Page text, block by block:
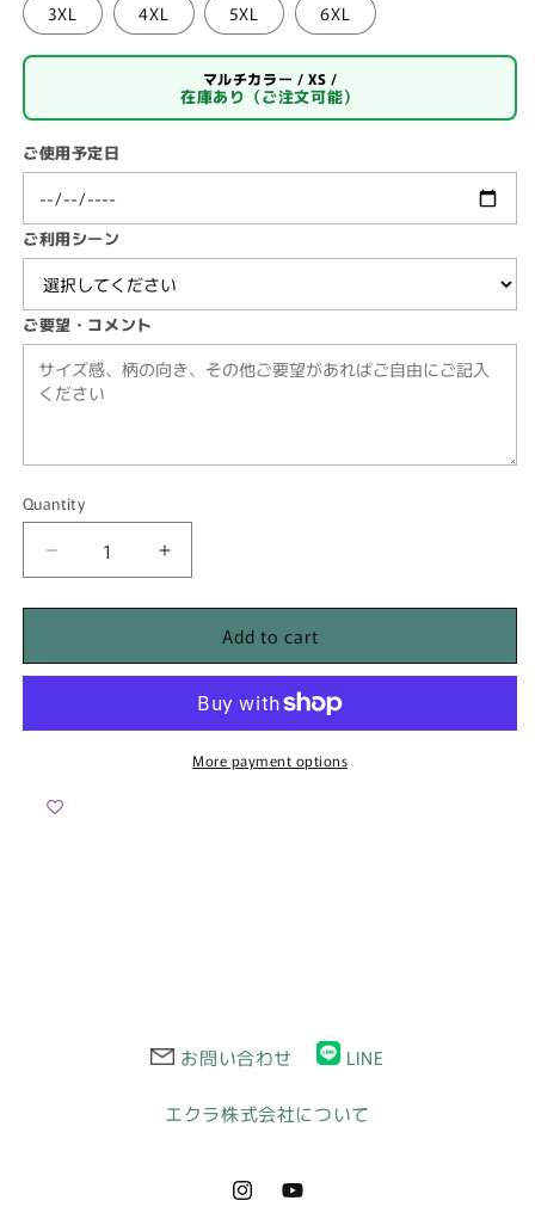
3XL 4XL 5XL 6XL
マルチカラー / XS /
在庫あり（ご注文可能）
ご使用予定日
ご利用シーン
ご要望・コメント
Quantity
Quantity
Decrease
quantity
for
レ
オ
Increase
quantity
for
[DP01]
レ
ト
ッ
Add to cart
More payment options
お問い合わせ LINE
エクラ株式会社について
InstagramYouTube